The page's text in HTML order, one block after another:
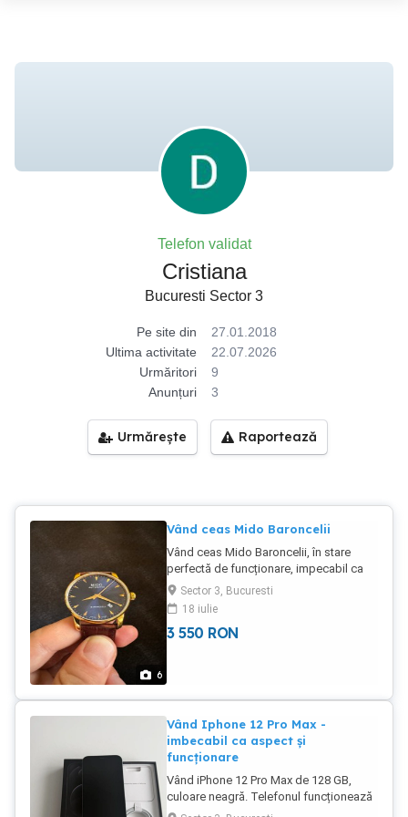
Telefon validat
Cristiana
Bucuresti Sector 3
Pe site din
27.01.2018
Ultima activitate
22.07.2026
Urmăritori
9
Anunțuri
3
Urmărește Raportează
6
Vând ceas Mido Baroncelii
Vând ceas Mido Baroncelii, în stare
perfectă de funcționare, impecabil ca
aspect. Ceasul a fost achiziționat de la
un dealer autorizat. Ceasul vine cu
pachetul complet, factura de la
momentul achiziției și cutia originală. Nu
Sector 3, Bucuresti
18 iulie
3 550 RON
Vând Iphone 12 Pro Max -
imbecabil ca aspect și
funcționare
Vând iPhone 12 Pro Max de 128 GB,
culoare neagră. Telefonul funcționează
ireproșabil din punct de vedere tehnic,